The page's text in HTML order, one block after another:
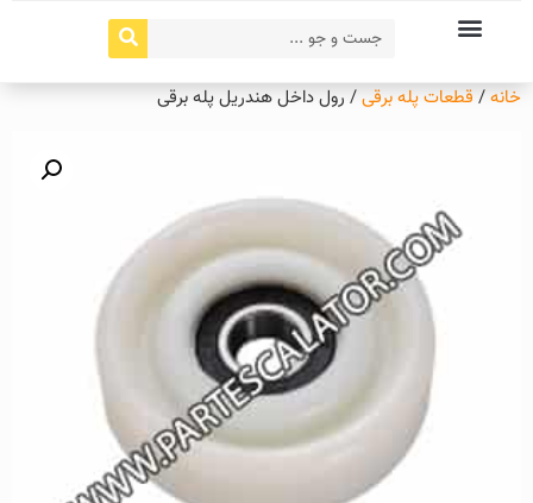
خانه/ قطعات پله برقی/ رول داخل هندریل پله برقی